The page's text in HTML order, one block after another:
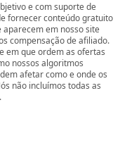
e com suporte de
fornecer conteúdo gratuito
aparecem em nosso site
compensação de afiliado.
em que ordem as ofertas
nossos algoritmos
afetar como e onde os
não incluímos todas as